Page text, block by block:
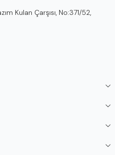
Kulan Çarşısı, No:371/52,